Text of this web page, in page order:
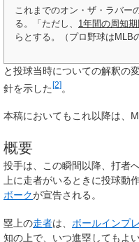
これまでのオン・ザ・ラバー
る。「ただし、 1年間の周知
らとする。（プロ野球はMLB
と投球当時についての解釈の
針を示した [2] 。
本稿においてもこれ以降は、
概要
投手は、この瞬間以降、打者
上に走者がいるときに投球動
ボークが宣告される。
塁上の走者は、 ボールインプ
知の上で、いつ進塁してもよ